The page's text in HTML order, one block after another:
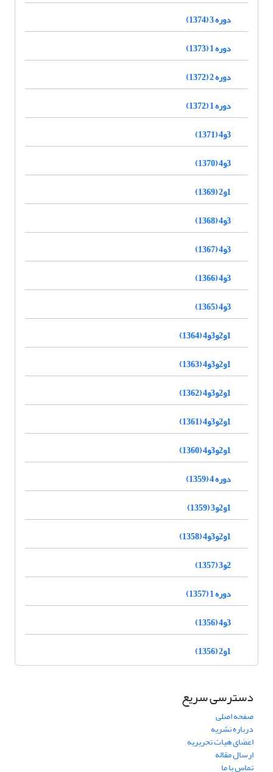
دوره 3 (1374)
دوره 1 (1373)
دوره 2 (1372)
دوره 1 (1372)
3و4 (1371)
3و4 (1370)
1و2 (1369)
3و4 (1368)
3و4 (1367)
3و4 (1366)
3و4 (1365)
1و2و3و4 (1364)
1و2و3و4 (1363)
1و2و3و4 (1362)
1و2و3و4 (1361)
1و2و3و4 (1360)
دوره 4 (1359)
1و2و3 (1359)
1و2و3و4 (1358)
2و3 (1357)
دوره 1 (1357)
3و4 (1356)
1و2 (1356)
دسترسی سریع
صفحه اصلی
درباره نشریه
اعضای هیات تحریریه
ارسال مقاله
تماس با ما